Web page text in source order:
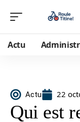
Actu
Actu 22
Qui est